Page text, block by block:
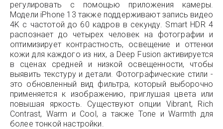
регулировать с помощью приложения камеры.
Модели iPhone 13 также поддерживают запись видео
4K с частотой до 60 кадров в секунду. Smart HDR 4
распознает до четырех человек на фотографии и
оптимизирует контрастность, освещение и оттенки
кожи для каждого из них, а Deep Fusion активируется
в сценах средней и низкой освещенности, чтобы
выявить текстуру и детали. Фотографические стили -
это обновленный вид фильтра, который выборочно
применяется к изображению, приглушая цвета или
повышая яркость. Существуют опции Vibrant, Rich
Contrast, Warm и Cool, а также Tone и Warmth для
более тонкой настройки.